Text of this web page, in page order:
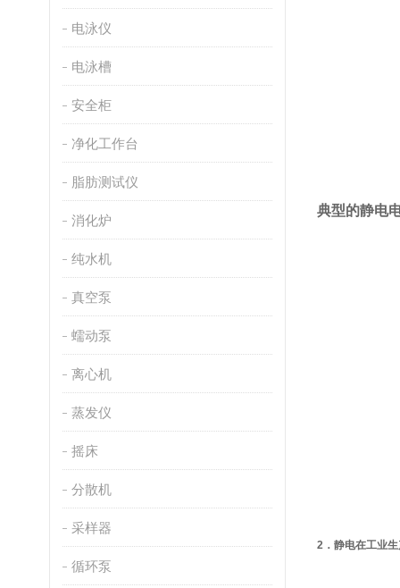
电泳仪
电泳槽
安全柜
净化工作台
脂肪测试仪
消化炉
纯水机
真空泵
蠕动泵
离心机
蒸发仪
摇床
分散机
采样器
循环泵
典型的静电
2 ．静电在工业